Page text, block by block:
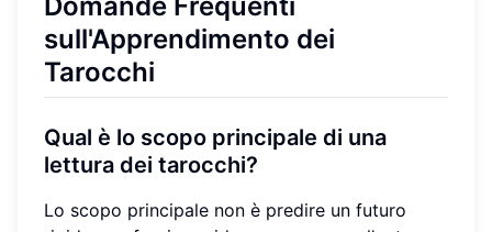
sull'Apprendimento dei
Tarocchi
Qual è lo scopo principale di una
lettura dei tarocchi?
Lo scopo principale non è predire un futuro